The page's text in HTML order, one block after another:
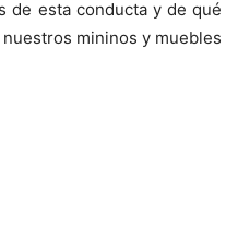
de esta conducta y de qué
mininos y muebles